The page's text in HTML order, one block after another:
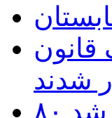
شدند
شد